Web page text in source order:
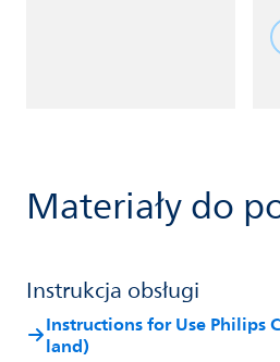
Materiały do
Instrukcja obsługi
Instructions for Use Philips
land)